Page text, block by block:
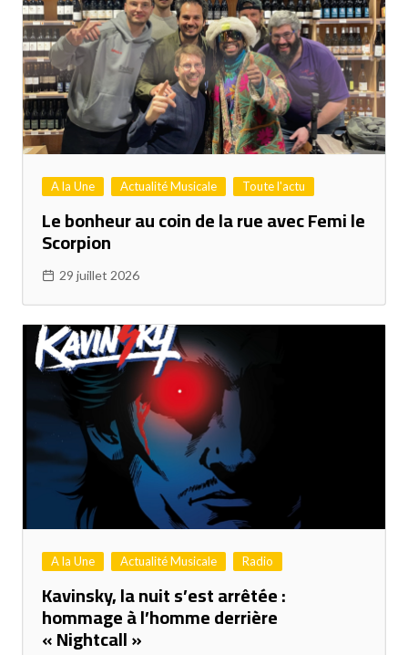
A la Une Actualité Musicale Toute l'actu
Le bonheur au coin de la rue avec Femi le
Scorpion
29 juillet 2026
A la Une Actualité Musicale Radio
Kavinsky, la nuit s’est arrêtée :
hommage à l’homme derrière
« Nightcall »